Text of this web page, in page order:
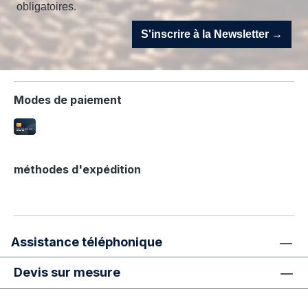
obligatoires.
S'inscrire à la Newsletter →
Modes de paiement
méthodes d'expédition
Assistance téléphonique
Devis sur mesure